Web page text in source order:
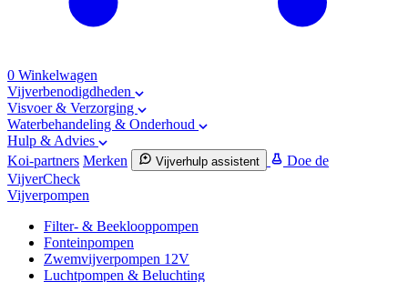
0 Winkelwagen
Vijverbenodigdheden
Visvoer & Verzorging
Waterbehandeling & Onderhoud
Hulp & Advies
Koi-partners Merken Vijverhulp assistent
Doe de
VijverCheck
Vijverpompen
Filter- & Beeklooppompen
Fonteinpompen
Zwemvijverpompen 12V
Luchtpompen & Beluchting